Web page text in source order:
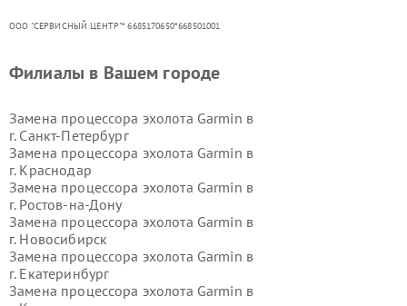
ООО "СЕРВИСНЫЙ ЦЕНТР"* 6685170650*668501001
Филиалы в Вашем городе
Замена процессора эхолота Garmin в
г. Санкт-Петербург
Замена процессора эхолота Garmin в
г. Краснодар
Замена процессора эхолота Garmin в
г. Ростов-на-Дону
Замена процессора эхолота Garmin в
г. Новосибирск
Замена процессора эхолота Garmin в
г. Екатеринбург
Замена процессора эхолота Garmin в